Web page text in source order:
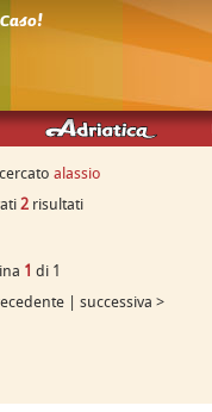
alassio
2 risultati
1 di 1
| successiva >